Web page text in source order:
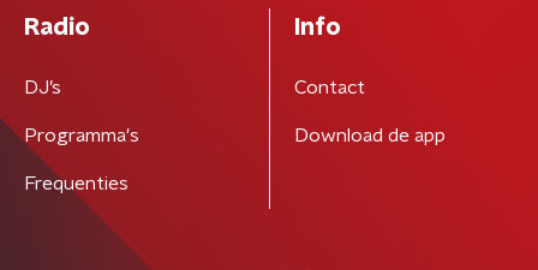
Radio
DJ’s
Programma's
Frequenties
Info
Contact
Download de app